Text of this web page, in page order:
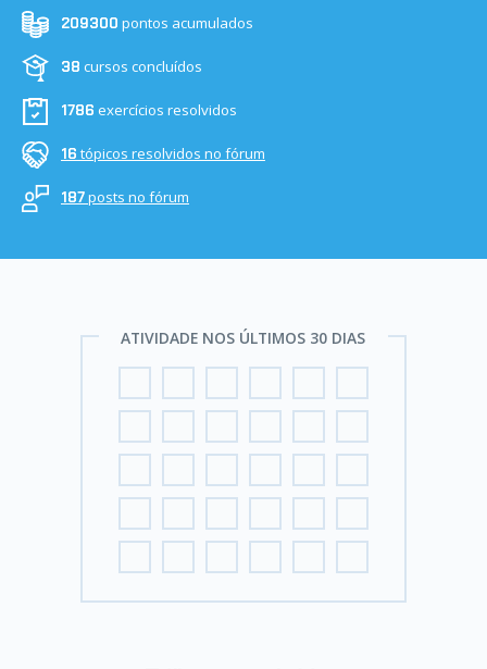
209300 pontos acumulados
38 cursos concluídos
1786 exercícios resolvidos
16 tópicos resolvidos no fórum
187posts no fórum
ATIVIDADE NOS ÚLTIMOS 30 DIAS